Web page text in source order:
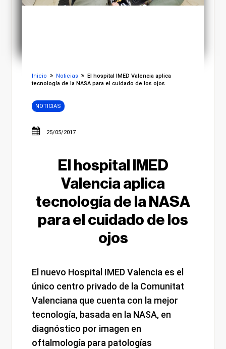
Inicio Noticias
El hospital IMED Valencia aplica
tecnología de la NASA para el cuidado de los ojos
NOTICIAS
25/05/2017
El hospital IMED
Valencia aplica
tecnología de la NASA
para el cuidado de los
ojos
El nuevo Hospital IMED Valencia es el
único centro privado de la Comunitat
Valenciana que cuenta con la mejor
tecnología, basada en la NASA, en
diagnóstico por imagen en
oftalmología para patologías